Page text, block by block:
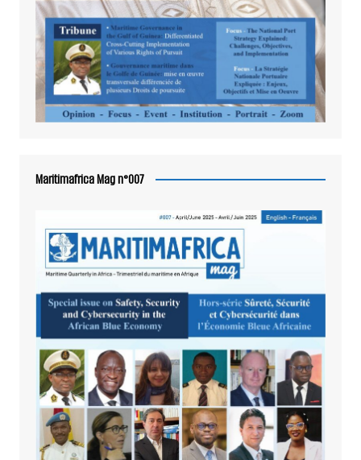
Maritimafrica Mag n°007